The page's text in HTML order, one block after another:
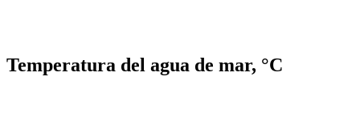
Temperatura del agua de mar, °C